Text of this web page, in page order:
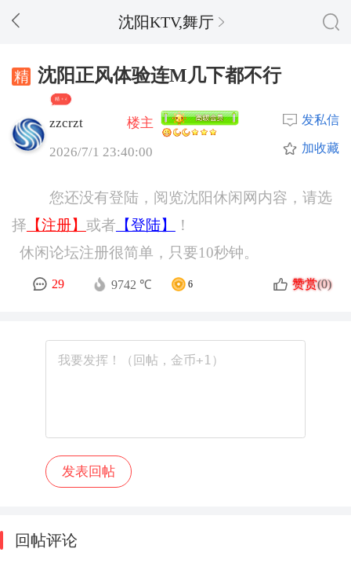
沈阳KTV,舞厅
沈阳正风体验连M几下都不行
精 + 4
zzcrzt
楼主
2026/7/1 23:40:00
发私信
加收藏
您还没有登陆，阅览沈阳休闲网内容，请选
择 【注册】 或者 【登陆】
！
休闲论坛注册很简单，只要10秒钟。
29 9742 ℃ 6 赞赏(0)
回帖评论